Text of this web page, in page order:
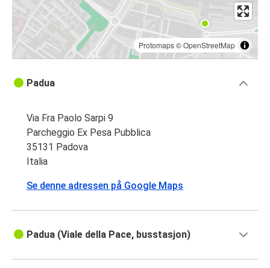
Protomaps©OpenStreetMap
Padua
Via Fra Paolo Sarpi 9
Parcheggio Ex Pesa Pubblica
35131 Padova
Italia
Se denne adressen på Google Maps
Padua (Viale della Pace, busstasjon)